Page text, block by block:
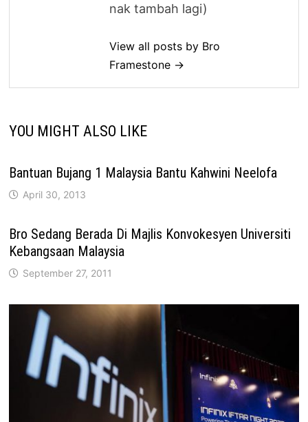
nak tambah lagi)
View all posts by Bro
Framestone →
YOU MIGHT ALSO LIKE
Bantuan Bujang 1 Malaysia Bantu Kahwini Neelofa
April 30, 2013
Bro Sedang Berada Di Majlis Konvokesyen Universiti
Kebangsaan Malaysia
September 27, 2011